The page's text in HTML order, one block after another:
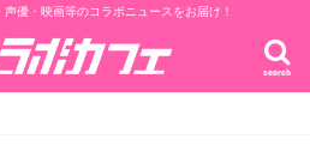
優・映画等のコラボニュースをお届け！
search